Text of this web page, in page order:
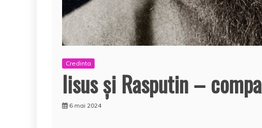
Credinta
Iisus şi Rasputin –
6 mai 2024